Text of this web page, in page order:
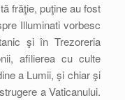
frăţie, puţine au fost
Illuminati vorbesc
şi în Trezoreria
afilierea cu culte
a Lumii, şi chiar şi
a Vaticanului.